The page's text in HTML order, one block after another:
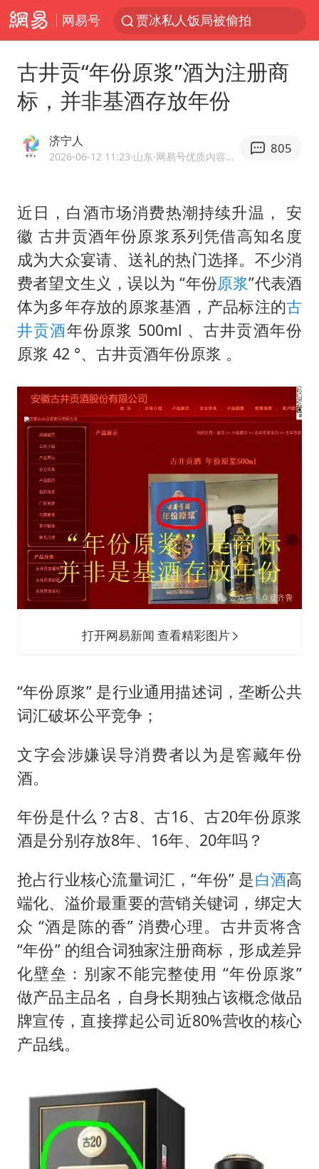
网易号
贾冰私人饭局被偷拍
上海鼓励居家办公
小沈阳加盟《披荆斩棘》
朱一龙的鼻子怎么了
4.2平卫生间补漏注胶花1.55万
国乒连续两站无缘冠军
上海地铁4条线路全线停运
5万小车卖不动 微型代步车集体遇冷
周星驰妈妈现身香港首映礼
大疆错失宇树
白海豚路径图
古井贡“年份原浆”酒为注册商
标，并非基酒存放年份
济宁人
2026-06-12 11:23·山东 ·网易号优质内容创作者
805
近日，白酒市场消费热潮持续升温， 安
徽 古井贡酒年份原浆系列凭借高知名度
成为大众宴请、送礼的热门选择。不少消
费者望文生义，误以为 “年份原浆”代表酒
体为多年存放的原浆基酒，产品标注的古
井贡酒年份原浆 500ml 、古井贡酒年份
原浆 42 °、古井贡酒年份原浆 。
打开网易新闻 查看精彩图片
“年份原浆” 是行业通用描述词，垄断公共
词汇破坏公平竞争；
文字会涉嫌误导消费者以为是窖藏年份
酒。
年份是什么？古8、古16、古20年份原浆
酒是分别存放8年、16年、20年吗？
抢占行业核心流量词汇，“年份” 是白酒高
端化、溢价最重要的营销关键词，绑定大
众 “酒是陈的香” 消费心理。古井贡将含
“年份” 的组合词独家注册商标，形成差异
化壁垒：别家不能完整使用 “年份原浆”
做产品主品名，自身长期独占该概念做品
牌宣传，直接撑起公司近80%营收的核心
产品线。